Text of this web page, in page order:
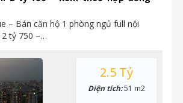
– Bán căn hộ 1 phòng ngủ full nội
2 tỷ 750 –…
2.5 Tỷ
Diện tích:51 m2